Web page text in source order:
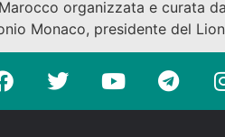
organizzata e curata
Monaco, presidente del